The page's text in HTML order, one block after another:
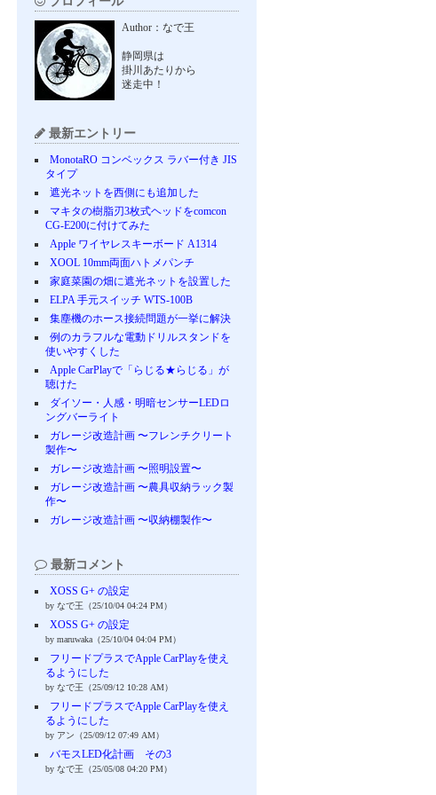
Author：なで王
静岡県は
掛川あたりから
迷走中！
最新エントリー
MonotaRO コンベックス ラバー付き JIS
タイプ
遮光ネットを西側にも追加した
マキタの樹脂刃3枚式ヘッドをcomcon
CG-E200に付けてみた
Apple ワイヤレスキーボード A1314
XOOL 10mm両面ハトメパンチ
家庭菜園の畑に遮光ネットを設置した
ELPA 手元スイッチ WTS-100B
集塵機のホース接続問題が一挙に解決
例のカラフルな電動ドリルスタンドを
使いやすくした
Apple CarPlayで「らじる★らじる」が
聴けた
ダイソー・人感・明暗センサーLEDロ
ングバーライト
ガレージ改造計画 〜フレンチクリート
製作〜
ガレージ改造計画 〜照明設置〜
ガレージ改造計画 〜農具収納ラック製
作〜
ガレージ改造計画 〜収納棚製作〜
最新コメント
XOSS G+ の設定
by なで王（25/10/04 04:24 PM）
XOSS G+ の設定
by maruwaka（25/10/04 04:04 PM）
フリードプラスでApple CarPlayを使え
るようにした
by なで王（25/09/12 10:28 AM）
フリードプラスでApple CarPlayを使え
るようにした
by アン（25/09/12 07:49 AM）
バモスLED化計画 その3
by なで王（25/05/08 04:20 PM）